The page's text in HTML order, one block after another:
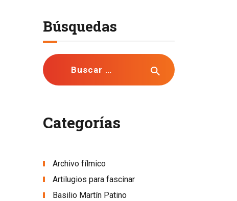
Búsquedas
Buscar:
Categorías
Archivo fílmico
Artilugios para fascinar
Basilio Martín Patino